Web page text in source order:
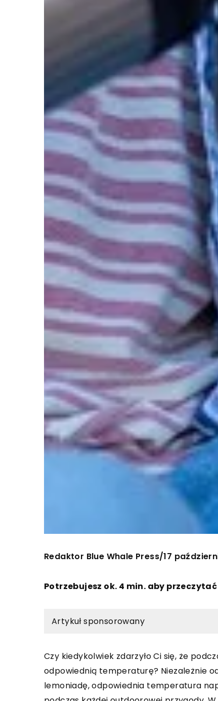
Redaktor Blue Whale Press/17
Potrzebujesz ok. 4 min. aby
Artykuł sponsorowany
Czy kiedykolwiek zdarzyło Ci się, że
odpowiednią temperaturę? Niezależnie
lemoniadę, odpowiednia temperatura